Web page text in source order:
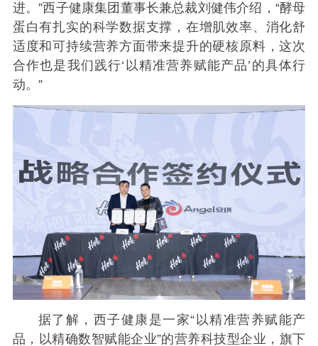
进。”西子健康集团董事长兼总裁刘健伟介绍，“酵母
蛋白有扎实的科学数据支撑，在增肌效率、消化舒
适度和可持续营养方面带来提升的硬核原料，这次
合作也是我们践行‘以精准营养赋能产品’的具体行
动。”
据了解，西子健康是一家“以精准营养赋能产
品，以精确数智赋能企业”的营养科技型企业，旗下